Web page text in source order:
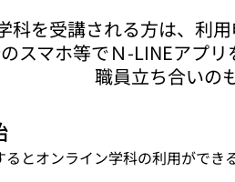
科を受講される方は、利
スマホ等でＮ-LINEアプ
職員立ち合いの
とオンライン学科の利用ができ